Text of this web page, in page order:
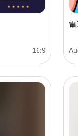
16:9